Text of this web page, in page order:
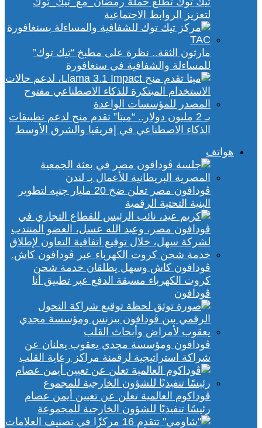
لتعزيز الروابط الاجتماعية
مارثون الثقة.. نظرة على مطبخ “تيك توك”
للمساءلة والشفافية في سنغافورة
بـ 2 مليون دولار.. “ميتا” تقدم منح لدعم تطبيقات
الذكاء الاصطناعي في إفريقيا والشرق الأوسط
هواتف
ڤودافون مصر تعلن ضخ 20 مليار جنيه لتطوير
البنية التحتية الرقمية
ڤودافون كاش وسهل يطلقان خدمة شحن
كروت الكهرباء مسبقة الدفع عبر تطبيق أنا
ڤودافون
ڤودافون ومؤسسة مجدي يعقوب يعلنان عن
شراكة استراتيجية لرقمنة مراكز رعاية القلب
ڤوداكوم العالمية تعلن عن تعيين أيمن عصام
رئيسًا تنفيذيًا للشؤون الخارجية للمجموعة